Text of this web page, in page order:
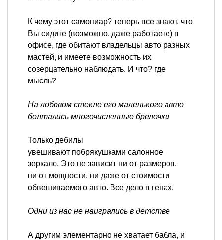
К чему этот самопиар? теперь все знают, что
Вы сидите (возможно, даже работаете) в
офисе, где обитают владельцы авто разных
мастей, и имеете возможность их
созерцательно наблюдать. И что? где
мысль?
На лобовом стекле его маленького авто
болтались многочисленные брелочки
Только дебилы
увешивают побрякушками салонное
зеркало. Это не зависит ни от размеров,
ни от мощности, ни даже от стоимости
обвешиваемого авто. Все дело в генах.
Одни из нас не наигрались в детстве
А другим элементарно не хватает бабла, и